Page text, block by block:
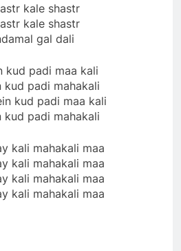
kale shastr
kale shastr
gal dali
kud padi maa kali
kud padi mahakali
kud padi maa kali
kud padi mahakali
kali mahakali maa
kali mahakali maa
kali mahakali maa
kali mahakali maa